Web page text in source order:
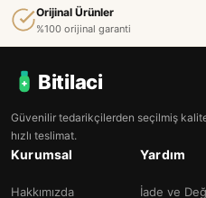
Orijinal Ürünler
%100 orijinal garanti
Bitilaci
Güvenilir tedarikçilerden seçilmiş
hızlı teslimat.
Kurumsal
Hakkımızda
Yardım
İade ve